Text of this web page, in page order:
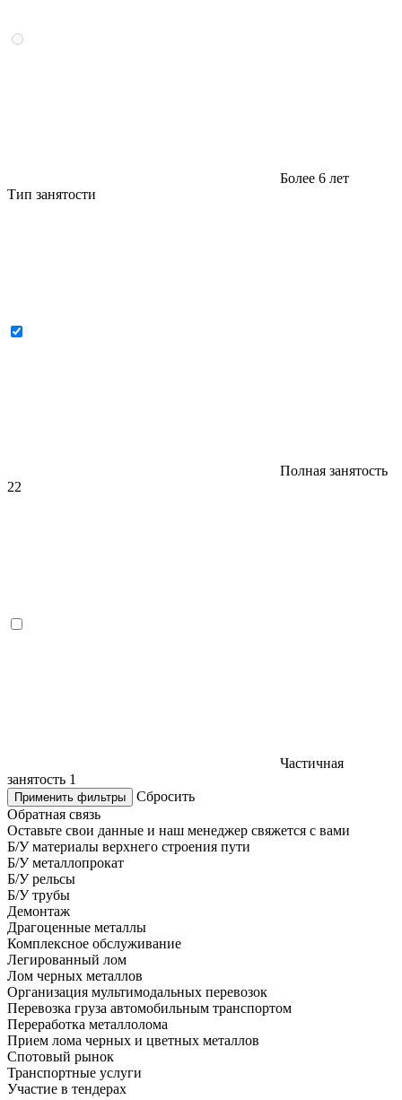
Более 6 лет
Тип занятости
Полная занятость
22
Частичная
занятость 1
Применить фильтры
Сбросить
Обратная связь
Оставьте свои данные и наш менеджер свяжется с вами
Б/У материалы верхнего строения пути
Б/У металлопрокат
Б/У рельсы
Б/У трубы
Демонтаж
Драгоценные металлы
Комплексное обслуживание
Легированный лом
Лом черных металлов
Организация мультимодальных перевозок
Перевозка груза автомобильным транспортом
Переработка металлолома
Прием лома черных и цветных металлов
Спотовый рынок
Транспортные услуги
Участие в тендерах